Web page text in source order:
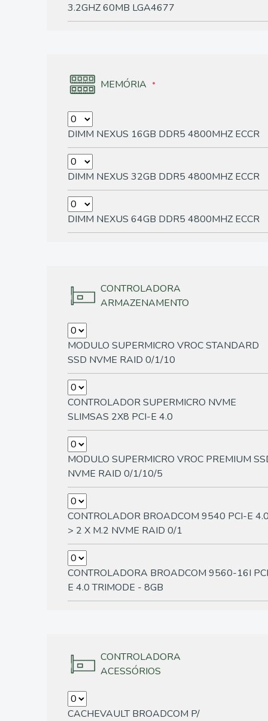
3.2GHZ 60MB LGA4677
MEMÓRIA
DIMM NEXUS 16GB DDR5 4800MHZ ECCR
DIMM NEXUS 32GB DDR5 4800MHZ ECCR
DIMM NEXUS 64GB DDR5 4800MHZ ECCR
CONTROLADORA
ARMAZENAMENTO
MODULO SUPERMICRO VROC STANDARD
SSD NVME RAID 0/1/10
CONTROLADOR SUPERMICRO NVME
SLIMSAS 2X8 PCI-E 4.0
MODULO SUPERMICRO VROC PREMIUM
NVME RAID 0/1/10/5
CONTROLADOR BROADCOM 9540 PCI-E
> 2 X M.2 NVME RAID 0/1
CONTROLADORA BROADCOM 9560-16I
E 4.0 TRIMODE - 8GB
CONTROLADORA
ACESSÓRIOS
CACHEVAULT BROADCOM P/